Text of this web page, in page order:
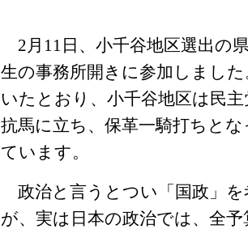
2月11日、小千谷地区選出の
生の事務所開きに参加しまし
いたとおり、小千谷地区は民
抗馬に立ち、保革一騎打ちと
ています。
政治と言うとつい「国政」
が、実は日本の政治では、全